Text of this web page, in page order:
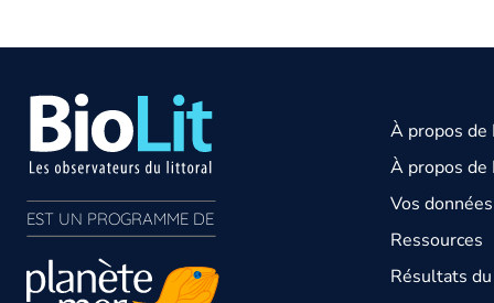
EST UN PROGRAMME DE
À propos de
À propos de
Vos
Ressources
Résultats